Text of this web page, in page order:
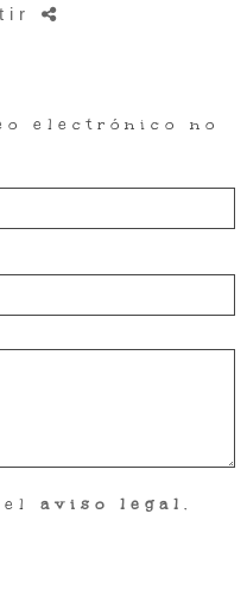
electrónico no
el aviso legal .